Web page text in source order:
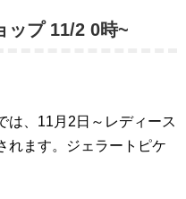
ップ 11/2 0時~
は、11月2日～レディース
れます。ジェラートピケ